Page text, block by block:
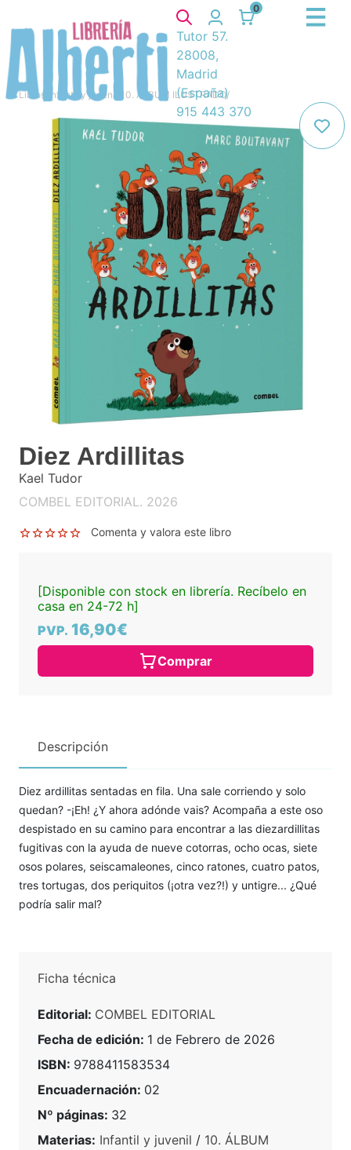
0
Tutor 57.
28008,
Madrid
(España)
915 443 370
Libros Infantil y juvenil 10. ÁLBUM ILUSTRADO/
Diez Ardillitas
Kael Tudor
COMBEL EDITORIAL. 2026
Comenta y valora este libro
[Disponible con stock en librería. Recíbelo en
casa en 24-72 h]
PVP. 16,90€
Comprar
Descripción
Diez ardillitas sentadas en fila. Una sale corriendo y solo
quedan? -¡Eh! ¿Y ahora adónde vais? Acompaña a este oso
despistado en su camino para encontrar a las diezardillitas
fugitivas con la ayuda de nueve cotorras, ocho ocas, siete
osos polares, seiscamaleones, cinco ratones, cuatro patos,
tres tortugas, dos periquitos (¡otra vez?!) y untigre... ¿Qué
podría salir mal?
Ficha técnica
Editorial: COMBEL EDITORIAL
Fecha de edición: 1 de Febrero de 2026
ISBN: 9788411583534
Encuadernación: 02
Nº páginas: 32
Materias: Infantil y juvenil / 10. ÁLBUM